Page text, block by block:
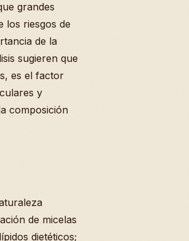
grandes
los riesgos de
de la
sugieren que
es el factor
y
composición
de micelas
dietéticos;